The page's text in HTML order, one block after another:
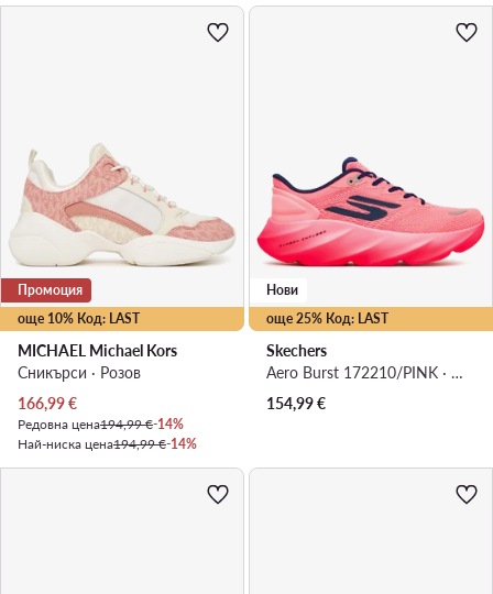
още 10% Код: LAST
Промоция
MICHAEL Michael Kors
Сникърси · Розов
Актуална цена
166,99€
Редовна цена194,99 €-14%
Най-ниска цена194,99 €-14%
още 25% Код: LAST
Нови
Skechers
Aero Burst 172210/PINK · Маратонки за бягане
154,99€